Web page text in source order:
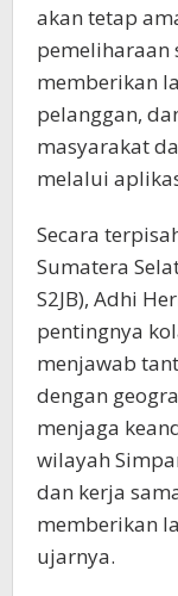
akan tetap
pemeliharaan
memberikan
pelanggan,
masyarakat
melalui
Secara
Sumatera
S2JB), Adhi
pentingnya
menjawab
dengan
menjaga
wilayah
dan kerja
memberikan
ujarnya.